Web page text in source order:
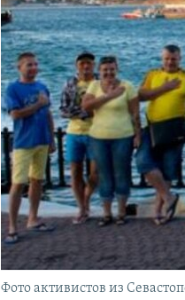
Фото активистов из